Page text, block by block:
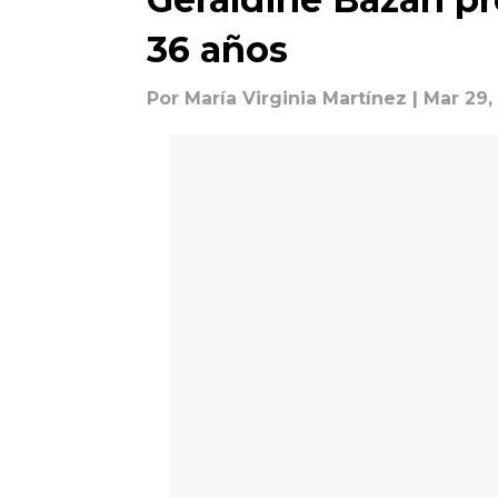
36 años
Por María Virginia Martínez | Mar 29,